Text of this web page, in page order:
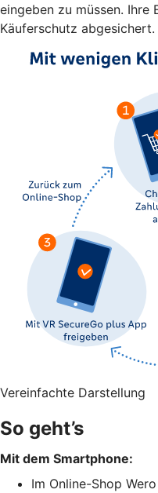
eingeben zu müssen. Ihre
Käuferschutz abgesichert.
Vereinfachte Darstellung
So geht’s
Mit dem Smartphone:
Im Online-Shop